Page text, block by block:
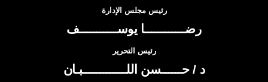
رئيس مجلس الإدارة
رضــــــــــــا يوســـــــــــف
رئيس التحرير
د / حــــــسن اللـــــــــــــبـان